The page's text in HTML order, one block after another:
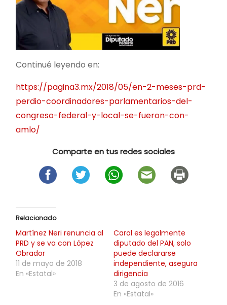
Continué leyendo en:
https://pagina3.mx/2018/05/en-2-meses-prd-
perdio-coordinadores-parlamentarios-del-
congreso-federal-y-local-se-fueron-con-
amlo/
Comparte en tus redes sociales
Relacionado
Martínez Neri renuncia al
PRD y se va con López
Obrador
11 de mayo de 2018
En «Estatal»
Carol es legalmente
diputado del PAN, solo
puede declararse
independiente, asegura
dirigencia
3 de agosto de 2016
En «Estatal»